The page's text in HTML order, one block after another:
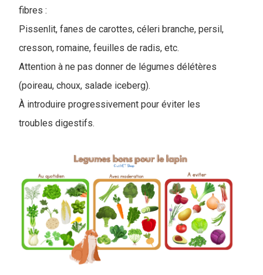
fibres :
Pissenlit, fanes de carottes, céleri branche, persil,
cresson, romaine, feuilles de radis, etc.
Attention à ne pas donner de légumes délétères
(poireau, choux, salade iceberg).
À introduire progressivement pour éviter les
troubles digestifs.